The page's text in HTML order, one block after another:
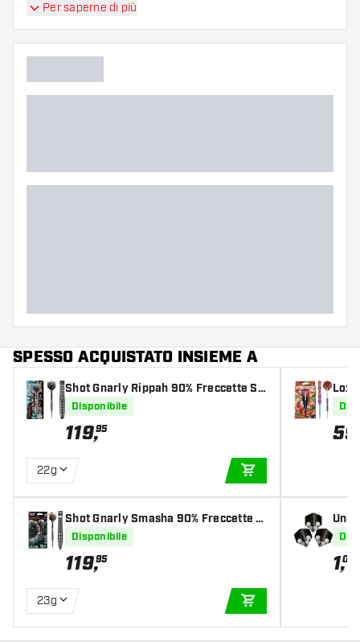
Per saperne di più
SPESSO ACQUISTATO INSIEME A
Shot Gnarly Rippah 90% Freccette St
eel Darts
Disponibile
119,95
22g
Shot Gnarly Smasha 90% Freccette S
teel Darts
Disponibile
119,95
23g
teel
59
ette
1,05